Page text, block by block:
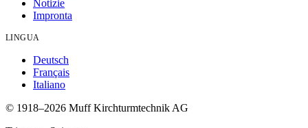
Notizie
Impronta
LINGUA
Deutsch
Français
Italiano
© 1918–2026 Muff Kirchturmtechnik AG